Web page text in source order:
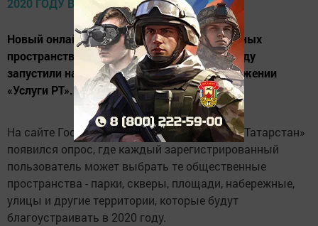
Новый онлайн-опрос по выбору общественных
пространств для благоустройства в 2020 году
запустили на портале Госуслуг РТ и в приложении
«Услуги РТ».
На сайте Госуслуг РТ в разделе «Открытый Татарстан»
появился опрос, где каждый зарегистрированный
пользователь может выбрать те общественные
пространства - парки, скверы, площади, набережные,
улицы и другие территории, которые будут
благоустраивать в 2020 году.